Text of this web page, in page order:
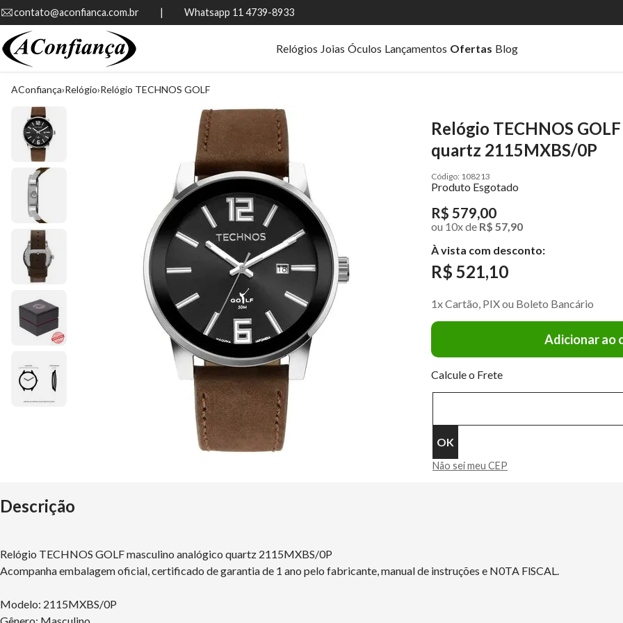
contato@aconfianca.com.br          |          Whatsapp 11 4739-8933
Relógios Joias Óculos Lançamentos Ofertas Blog
AConfiança Relógio Relógio TECHNOS GOLF
Relógio TECHNOS
quartz 2115MXBS/0P
108213
Produto Esgotado
R$ 579,00
ou 10xde R$ 57,90
À vista com desconto:
R$ 521,10
1x Cartão, PIX ou Boleto Bancário
Adicionar ao
Calcule o Frete
Não sei meu CEP
Descrição
Relógio TECHNOS GOLF masculino analógico quartz 2115MXBS/0P
Acompanha embalagem oficial, certificado de garantia de 1 ano pelo fabricante, manual de instruções e N0TA FlSCAL.
Modelo: 2115MXBS/0P